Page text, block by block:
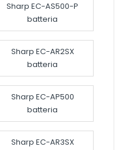
Sharp EC-AS500-P
batteria
Sharp EC-AR2SX
batteria
Sharp EC-AP500
batteria
Sharp EC-AR3SX